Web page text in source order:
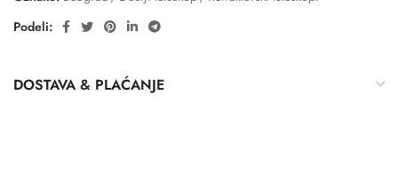
Podeli:
DOSTAVA & PLAĆANJE